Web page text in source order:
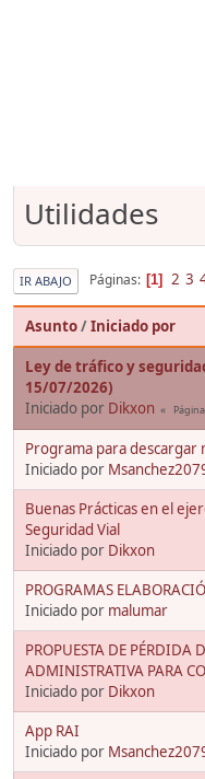
Utilidades
IR ABAJO Páginas 1 2 3
Asunto/Iniciado por
Ley de tráfico y
15/07/2026)
Iniciado por Dikxon
Programa para
Iniciado por
Buenas Prácticas en el
Seguridad Vial
Iniciado por Dikxon
PROGRAMAS
Iniciado por malumar
PROPUESTA DE PÉRDIDA
ADMINISTRATIVA PARA
Iniciado por Dikxon
App RAI
Iniciado por